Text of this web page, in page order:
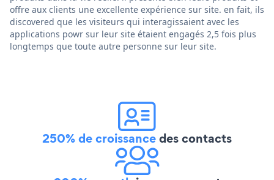
offre aux clients une excellente expérience sur site. en fait, ils
discovered que les visiteurs qui interagissaient avec les
applications powr sur leur site étaient engagés 2,5 fois plus
longtemps que toute autre personne sur leur site.
250% de croissancedes contacts